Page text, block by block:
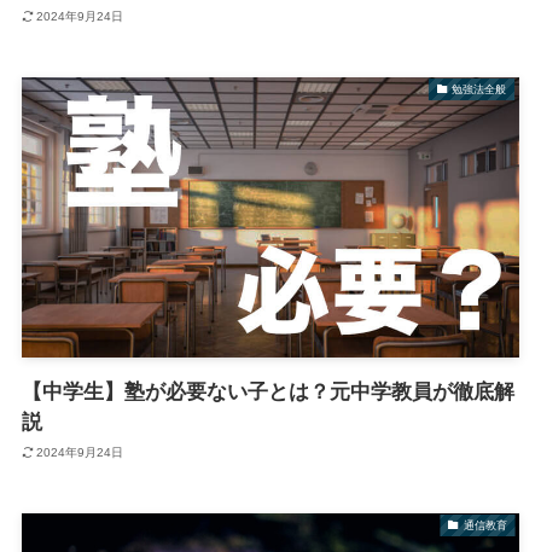
2024年9月24日
勉強法全般
【中学生】塾が必要ない子とは？元中学教員が徹底解
説
2024年9月24日
通信教育